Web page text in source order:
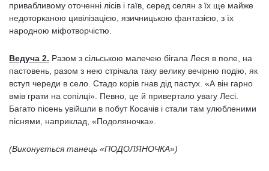
привабливому оточенні лісів і гаїв, серед селян з їх ще майже
недоторканою цивілізацією, язичницькою фантазією, з їх
народною міфотворчістю.
Ведуча 2. Разом з сільською малечею бігала Леся в поле, на
пастовень, разом з нею стрічала таку велику вечірню подію, як
вступ череди в село. Стадо корів гнав дід пастух. «А він гарно
вмів грати на сопілці». Певно, це й привертало увагу Лесі.
Багато пісень увійшли в побут Косачів і стали там улюбленими
піснями, наприклад, «Подоляночка».
(Виконується танець «ПОДОЛЯНОЧКА»)